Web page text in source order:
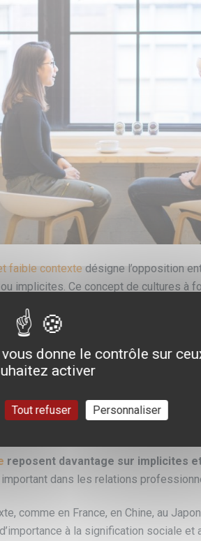
faible contexte désigne l’opposition
implicites. Ce concept de cultures à
sur la
(l’étude de la
dans les différentes cultures),
culturelledans le monde.
dans les cultures à
reposent davantage sur implicites
important dans les relations
comme en France, en Chine, au
à la signification sociale et
donne le contrôle sur
activer
Tout refuser Personnaliser